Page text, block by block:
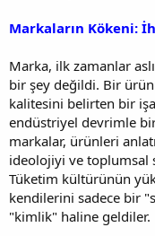
Markaların Kökeni:
Marka, ilk zamanlar
bir şey değildi. Bir
kalitesini belirten bir
endüstriyel devrimle
markalar, ürünleri
ideolojiyi ve toplumsal
Tüketim kültürünün
kendilerini sadece bir
"kimlik" haline geldiler.